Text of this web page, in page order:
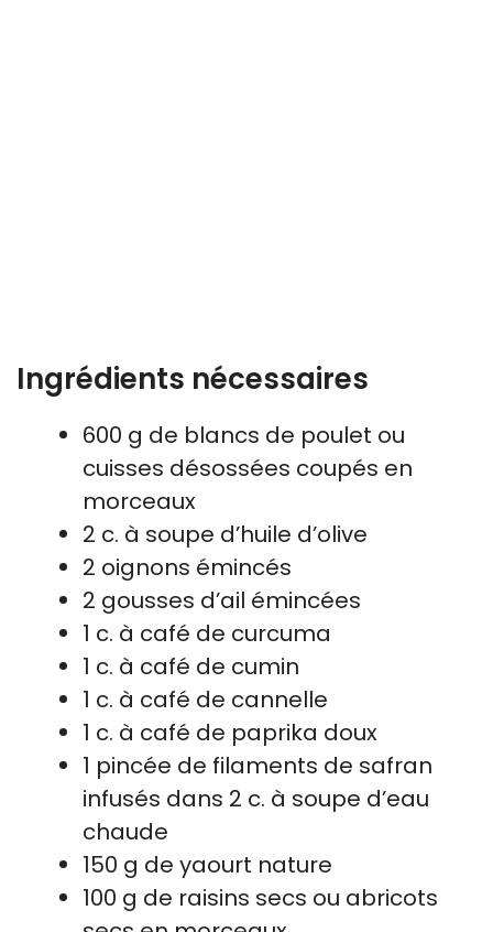
Ingrédients nécessaires
600 g de blancs de poulet ou
cuisses désossées coupés en
morceaux
2 c. à soupe d’huile d’olive
2 oignons émincés
2 gousses d’ail émincées
1 c. à café de curcuma
1 c. à café de cumin
1 c. à café de cannelle
1 c. à café de paprika doux
1 pincée de filaments de safran
infusés dans 2 c. à soupe d’eau
chaude
150 g de yaourt nature
100 g de raisins secs ou abricots